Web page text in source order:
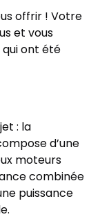
offrir ! Votre
et vous
ont été
: la
d’une
moteurs
combinée
puissance